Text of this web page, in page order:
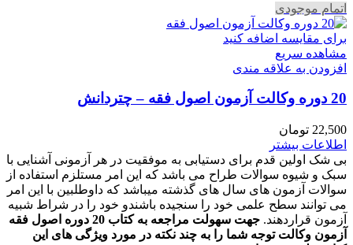
اتمام موجودی
برای مقایسه اضافه کنید
مشاهده سریع
افزودن به علاقه مندی
20 دوره وکالت آزمون اصول فقه – چتردانش
22,500 تومان
اطلاعات بیشتر
بی شک اولین قدم برای دستیابی به موفقیت در هر آزمونی آشنایی با
سبک و شیوه سوالات طراح می باشد که این امر مستلزم استفاده از
سوالات آزمون های سال های گذشته میباشد که داوطلبین با این امر
می توانند سطح علمی خود را سنجیده باشندو خود را در شراط شبیه
آزمون قراردهند.
جهت سهولت مراجعه به کتاب 20 دوره اصول فقه
آزمون وکالت توجه شما را به چند نکته در مورد ویژگی های این